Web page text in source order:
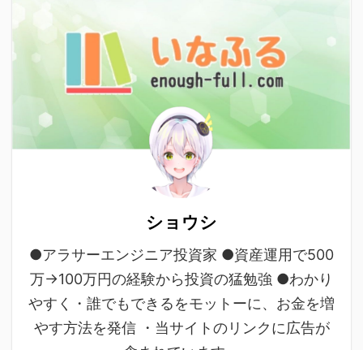
ショウシ
●アラサーエンジニア投資家 ●資産運用で500
万→100万円の経験から投資の猛勉強 ●わかり
やすく・誰でもできるをモットーに、お金を増
やす方法を発信 ・当サイトのリンクに広告が